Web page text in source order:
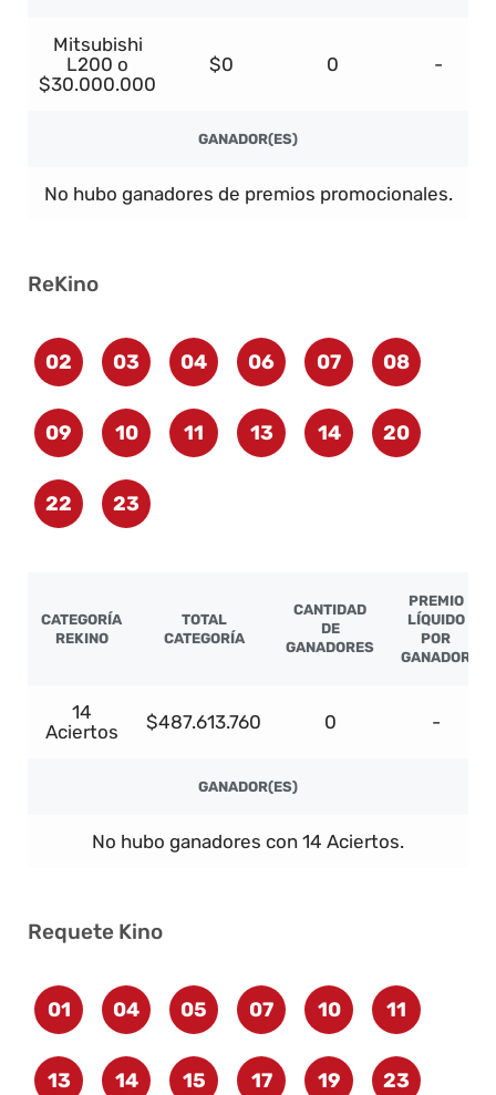
Mitsubishi
L200 o
$30.000.000
$0 0 -
GANADOR(ES)
No hubo ganadores de premios promocionales.
ReKino
02 03 04 06 07 08
09 10 11 13 14 20
22 23
CATEGORÍA
REKINO
TOTAL
CATEGORÍA
CANTIDAD
DE
GANADORES
PREMIO
LÍQUIDO
POR
GANADOR
14
Aciertos
$487.613.760 0 -
GANADOR(ES)
No hubo ganadores con 14 Aciertos.
Requete Kino
01 04 05 07 10 11
13 14 15 17 19 23